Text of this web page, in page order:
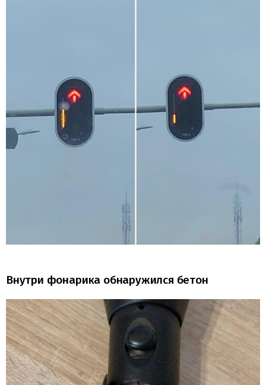
Внутри фонарика обнаружился бетон